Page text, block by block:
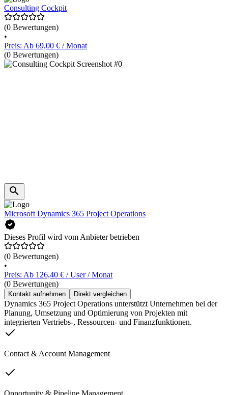
Consulting Cockpit
(0 Bewertungen)
•
Preis: Ab 69,00 € / Monat
(0 Bewertungen)
Microsoft Dynamics 365 Project Operations
Dieses Profil wird vom Anbieter betrieben
(0 Bewertungen)
•
Preis: Ab 126,40 € / User / Monat
(0 Bewertungen)
Kontakt aufnehmen Direkt vergleichen
Dynamics 365 Project Operations unterstützt Unternehmen bei der
Planung, Umsetzung und Optimierung von Projekten mit
integrierten Vertriebs-, Ressourcen- und Finanzfunktionen.
Contact & Account Management